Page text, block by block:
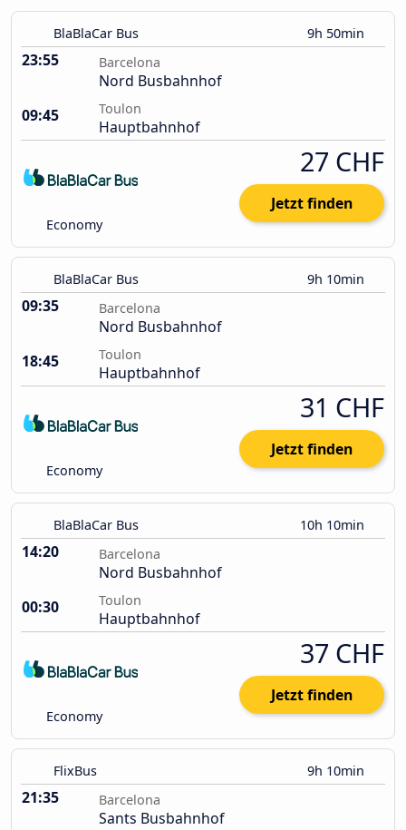
BlaBlaCar Bus 9h 50min
23:55 Barcelona
Nord Busbahnhof
09:45
Toulon
Hauptbahnhof
Economy
27 CHF
Jetzt finden
BlaBlaCar Bus 9h 10min
09:35 Barcelona
Nord Busbahnhof
18:45
Toulon
Hauptbahnhof
Economy
31 CHF
Jetzt finden
BlaBlaCar Bus 10h 10min
14:20 Barcelona
Nord Busbahnhof
00:30
Toulon
Hauptbahnhof
Economy
37 CHF
Jetzt finden
FlixBus 9h 10min
21:35 Barcelona
Sants Busbahnhof